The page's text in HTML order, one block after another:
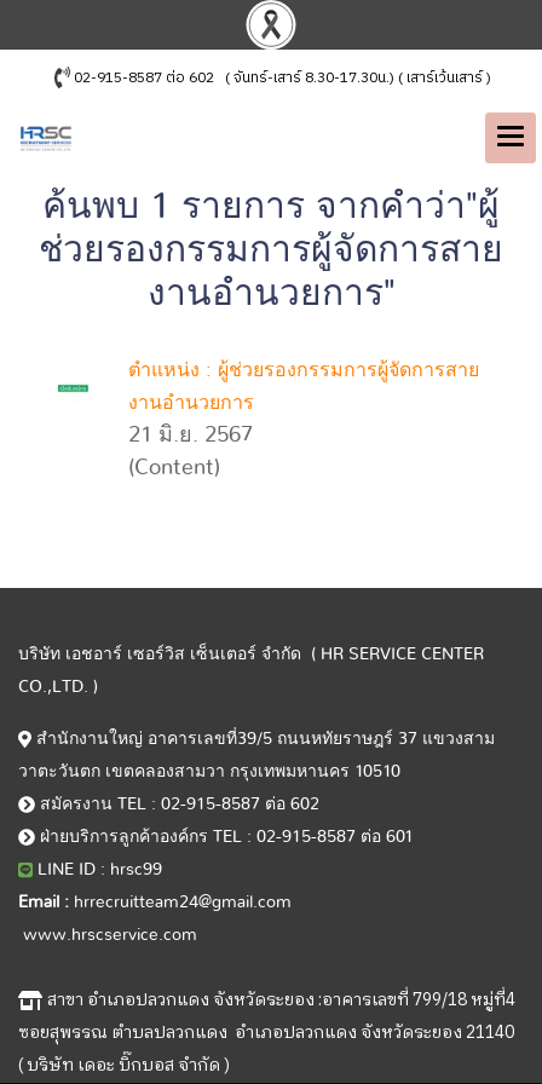
02-915-8587 ต่อ 602 ( จันทร์-เสาร์ 8.30-17.30น.) ( เสาร์เว้นเสาร์ )
ค้นพบ 1 รายการ จากคำว่า"ผู้
ช่วยรองกรรมการผู้จัดการสาย
งานอำนวยการ"
ตำแหน่ง : ผู้ช่วยรองกรรมการผู้จัดการสาย
งานอำนวยการ
21 มิ.ย. 2567
(Content)
บริษัท เอชอาร์ เซอร์วิส เซ็นเตอร์ จำกัด ( HR SERVICE CENTER
CO.,LTD. )
สำนักงานใหญ่ อาคารเลขที่39/5 ถนนหทัยราษฎร์ 37 แขวงสาม
วาตะวันตก เขตคลองสามวา กรุงเทพมหานคร 10510
สมัครงาน TEL : 02-915-8587 ต่อ 602
ฝ่ายบริการลูกค้าองค์กร TEL : 02-915-8587 ต่อ 601
LINE ID : hrsc99
Email : hrrecruitteam24@gmail.com
www.hrscservice.com
สาขา อำเภอปลวกแดง จังหวัดระยอง :อาคารเลขที่ 799/18 หมู่ที่4
ซอยสุพรรณ ตำบลปลวกแดง อำเภอปลวกแดง จังหวัดระยอง 21140
( บริษัท เดอะ บิ๊กบอส จำกัด )